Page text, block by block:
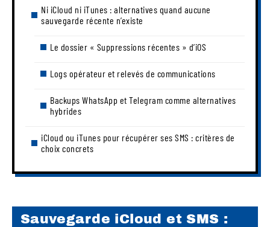
Ni iCloud ni iTunes : alternatives quand aucune
sauvegarde récente n’existe
Le dossier « Suppressions récentes » d’iOS
Logs opérateur et relevés de communications
Backups WhatsApp et Telegram comme alternatives
hybrides
iCloud ou iTunes pour récupérer ses SMS : critères de
choix concrets
Sauvegarde iCloud et SMS :